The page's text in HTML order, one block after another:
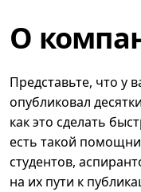
О
Представьте, что у
опубликовал
как это сделать
есть такой
студентов,
на их пути к